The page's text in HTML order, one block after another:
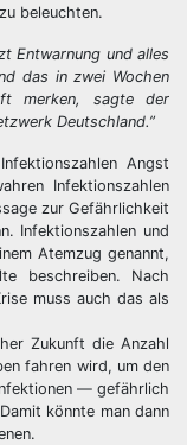
beleuchten.
Entwarnung und alles
das in zwei Wochen
merken, sagte der
Deutschland.”
Angst
Infektionszahlen
zur Gefährlichkeit
Infektionszahlen und
Atemzug genannt,
beschreiben. Nach
muss auch das als
Zukunft die Anzahl
fahren wird, um den
— gefährlich
könnte man dann